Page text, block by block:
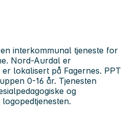
interkommunal tjeneste for
Nord-Aurdal er
lokalisert på Fagernes. PPT
0-16 år. Tjenesten
og